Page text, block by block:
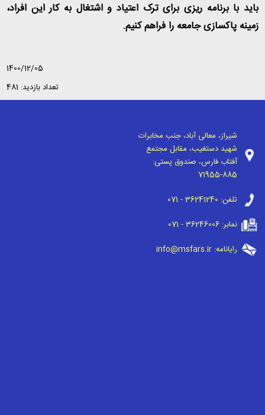
باید با برنامه ریزی برای ترک اعتیاد و اشتغال به کار این افراد،
زمینه پاکسازی جامعه را فراهم کنیم.
1400/12/05
تعداد بازدید: 481
شیراز، معالی آباد، جنب مخابرات
شهید دستغیب، مقابل مجتمع
آفتاب فارس، صندوق پستی:
71955-885
تلفن: 071 - 36241240
نمابر:071 - 36246006
رایانامه:info@msfars.ir